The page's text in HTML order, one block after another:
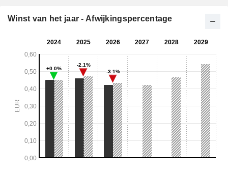
Winst van het jaar - Afwijkingspercentage